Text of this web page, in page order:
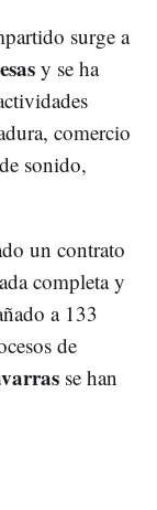
surge a
y se ha
comercio
sonido,
un contrato
completa y
a 133
de
se han